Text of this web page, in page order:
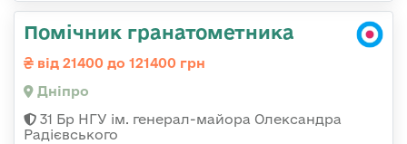
Помічник гранатометника
від 21400 до 121400 грн
Дніпро
31 Бр НГУ ім. генерал-майора Олександра
Радієвського